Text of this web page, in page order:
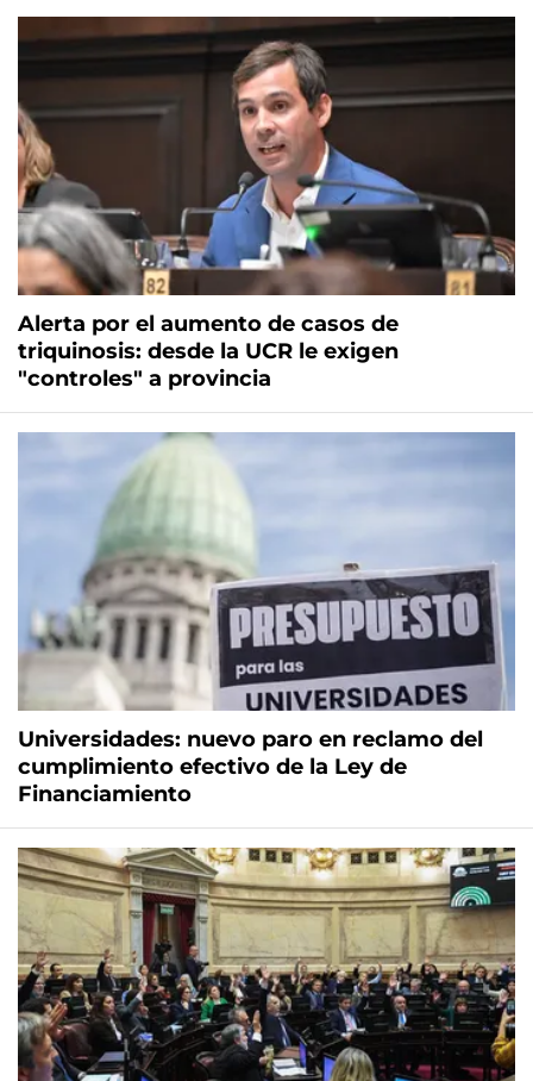
Alerta por el aumento de casos de
triquinosis: desde la UCR le exigen
"controles" a provincia
Universidades: nuevo paro en reclamo del
cumplimiento efectivo de la Ley de
Financiamiento